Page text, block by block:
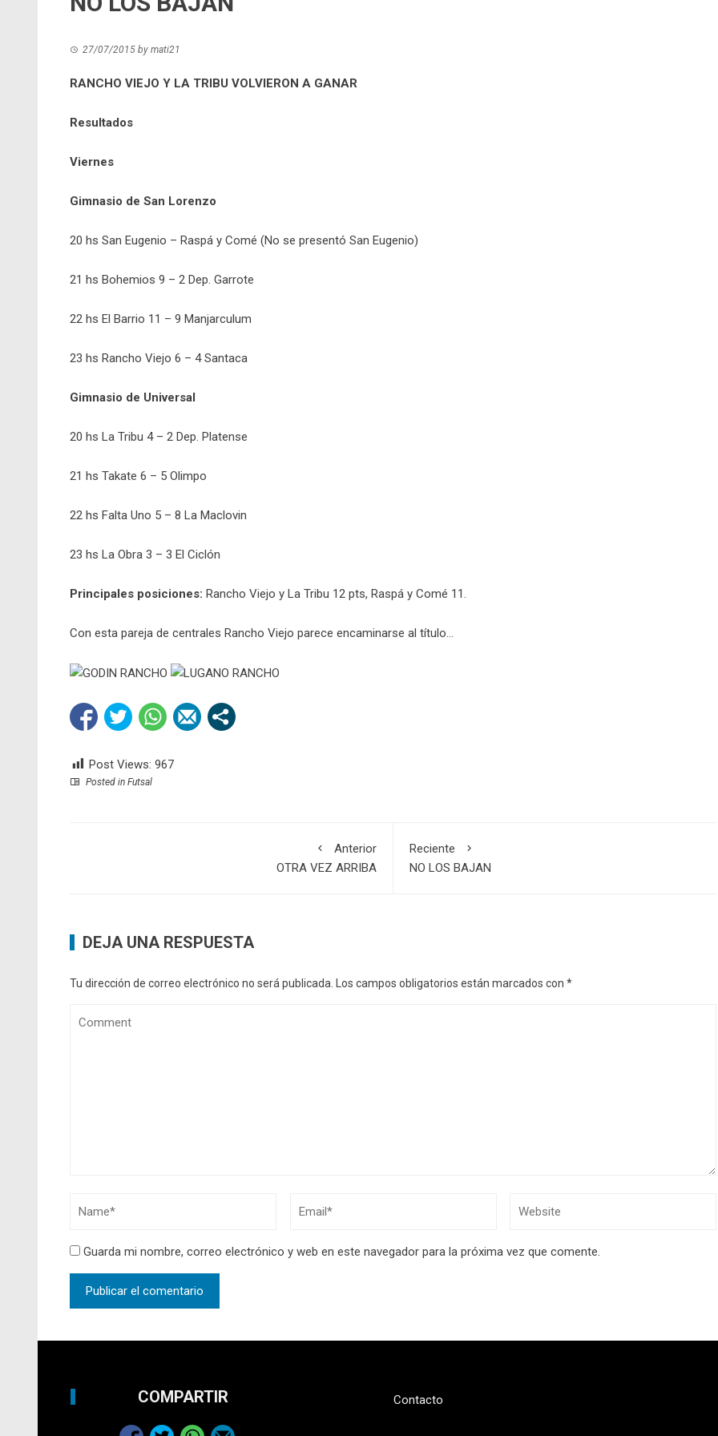
27/07/2015 by mati21
RANCHO VIEJO Y LA TRIBU VOLVIERON A GANAR
Resultados
Viernes
Gimnasio de San Lorenzo
20 hs San Eugenio – Raspá y Comé (No se presentó San Eugenio)
21 hs Bohemios 9 – 2 Dep. Garrote
22 hs El Barrio 11 – 9 Manjarculum
23 hs Rancho Viejo 6 – 4 Santaca
Gimnasio de Universal
20 hs La Tribu 4 – 2 Dep. Platense
21 hs Takate 6 – 5 Olimpo
22 hs Falta Uno 5 – 8 La Maclovin
23 hs La Obra 3 – 3 El Ciclón
Principales posiciones: Rancho Viejo y La Tribu 12 pts, Raspá y Comé 11.
Con esta pareja de centrales Rancho Viejo parece encaminarse al título…
Post Views: 967
Posted in Futsal
Anterior
OTRA VEZ ARRIBA
Reciente
NO LOS BAJAN
DEJA UNA RESPUESTA
Tu dirección de correo electrónico no será publicada. Los campos obligatorios están marcados con *
Guarda mi nombre, correo electrónico y web en este navegador para la próxima vez que comente.
COMPARTIR Contacto